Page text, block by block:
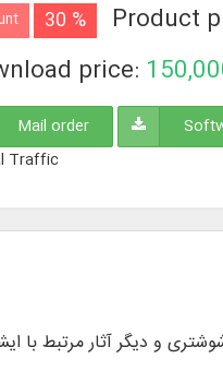
30 % Product
price:
Mail order
Traffic